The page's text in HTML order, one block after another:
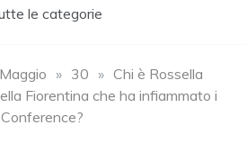
le categorie
Maggio » 30 » Chi è Rossella
Fiorentina che ha infiammato i